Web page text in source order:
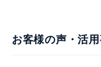
お客様の声・活用